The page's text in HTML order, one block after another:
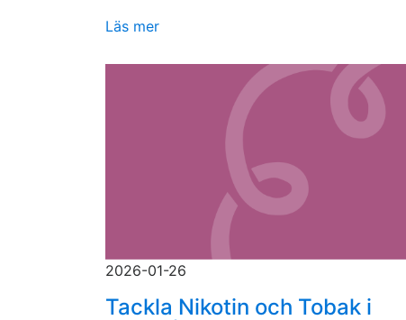
Läs mer
2026-01-26
Tackla Nikotin och Tobak i